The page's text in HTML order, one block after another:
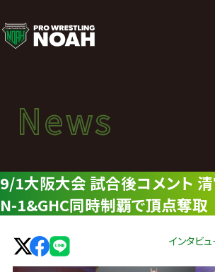
ニ
ュ
ー
ス
|
プ
ロ
News
ニュース
News
9/1大阪大会 試合後コメント
N-1&GHC同時制覇で頂点奪取
インタビ